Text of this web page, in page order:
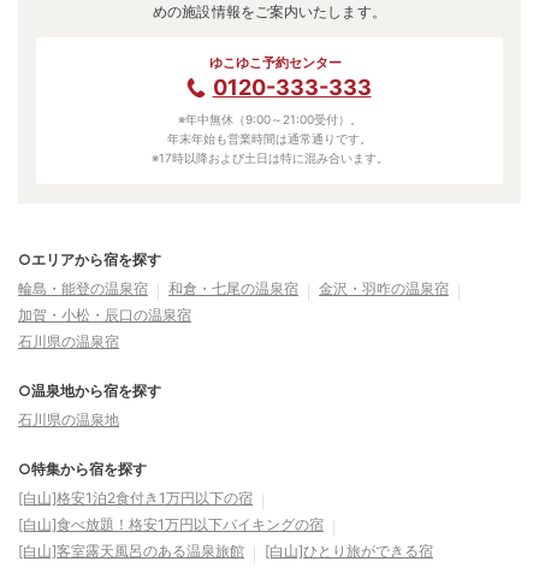
めの施設情報をご案内いたします。
ゆこゆこ予約センター
0120-333-333
※年中無休（9:00～21:00受付）。
年末年始も営業時間は通常通りです。
※17時以降および土日は特に混み合います。
○エリアから宿を探す
輪島・能登の温泉宿
和倉・七尾の温泉宿
金沢・羽咋の温泉宿
加賀・小松・辰口の温泉宿
石川県の温泉宿
○温泉地から宿を探す
石川県の温泉地
○特集から宿を探す
[白山]格安1泊2食付き1万円以下の宿
[白山]食べ放題！格安1万円以下バイキングの宿
[白山]客室露天風呂のある温泉旅館
[白山]ひとり旅ができる宿